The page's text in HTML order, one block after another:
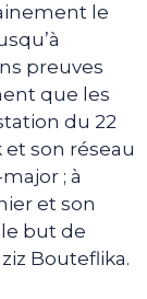
le
preuves
que les
du 22
son réseau
; à
et son
but de
Bouteflika.